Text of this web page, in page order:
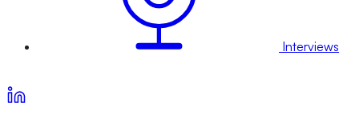
Interviews